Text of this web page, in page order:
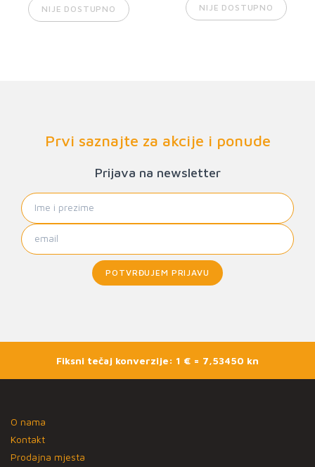
NIJE DOSTUPNO NIJE DOSTUPNO
Prvi saznajte za akcije i ponude
Prijava na newsletter
POTVRĐUJEM PRIJAVU
Fiksni tečaj konverzije: 1 € = 7,53450 kn
O nama
Kontakt
Prodajna mjesta